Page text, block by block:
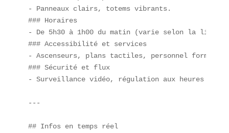
- Panneaux clairs, totems vibrants.
### Horaires
- De 5h30 à 1h00 du matin (varie selon la
### Accessibilité et services
- Ascenseurs, plans tactiles, personnel formé.
### Sécurité et flux
- Surveillance vidéo, régulation aux heures de
---
## Infos en temps réel